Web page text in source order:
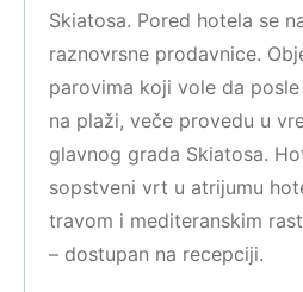
Skiatosa. Pored hotela se
raznovrsne prodavnice.
parovima koji vole da
na plaži, veče provedu u
glavnog grada Skiatosa.
sopstveni vrt u atrijumu
travom i mediteranskim
– dostupan na recepciji.